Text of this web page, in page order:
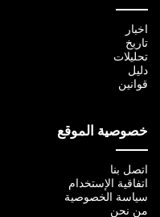
اخبار
تاريخ
تحليلات
دليل
قوانين
خصوصية الموقع
اتصل بنا
اتفاقية الإستخدام
سياسة الخصوصية
من نحن